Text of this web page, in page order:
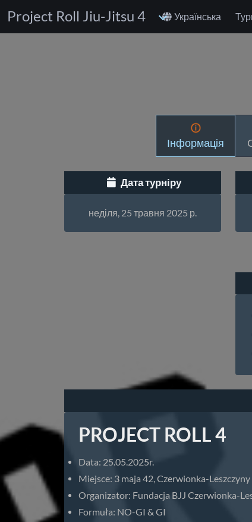
Project Roll Jiu-Jitsu 4 Українська
Інформація
Дата турніру
неділя, 25 травня 2025 р.
PROJECT ROLL 4
Data: 25.05.2025r.
Miejsce: 3 maja 42, Czerwionka-Leszczyny
Organizator: Fundacja BJJ Czerwionka-
Formuła: NO-GI & GI